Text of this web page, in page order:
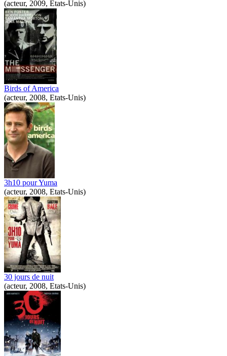
(acteur, 2009, Etats-Unis)
Birds of America
(acteur, 2008, Etats-Unis)
3h10 pour Yuma
(acteur, 2008, Etats-Unis)
30 jours de nuit
(acteur, 2008, Etats-Unis)